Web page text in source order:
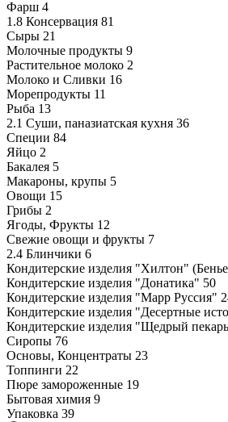
Фарш 4
1.8 Консервация 81
Сыры 21
Молочные продукты 9
Растительное молоко 2
Молоко и Сливки 16
Морепродукты 11
Рыба 13
2.1 Суши, паназиатская кухня 36
Специи 84
Яйцо 2
Бакалея 5
Макароны, крупы 5
Овощи 15
Грибы 2
Ягоды, Фрукты 12
Свежие овощи и фрукты 7
2.4 Блинчики 6
Кондитерские изделия "Хилтон"
Кондитерские изделия "Донатика" 50
Кондитерские изделия "Марр Руссия"
Кондитерские изделия "Десертные
Кондитерские изделия "Щедрый
Сиропы 76
Основы, Концентраты 23
Топпинги 22
Пюре замороженные 19
Бытовая химия 9
Упаковка 39